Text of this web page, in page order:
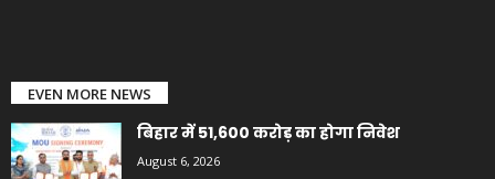
EVEN MORE NEWS
बिहार में 51,600 करोड़ का होगा निवेश
August 6, 2026